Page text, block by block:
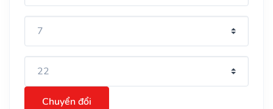
Chuyển đổi